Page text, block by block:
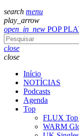
search menu
play_arrow
open_in_new POP
close
close
Início
NOTÍCIAS
Podcasts
Agenda
Top
FLUX Top
WARM